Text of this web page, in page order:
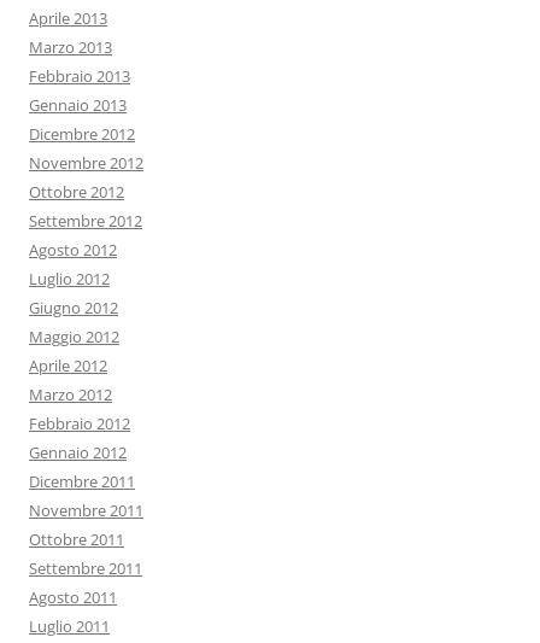
Aprile 2013
Marzo 2013
Febbraio 2013
Gennaio 2013
Dicembre 2012
Novembre 2012
Ottobre 2012
Settembre 2012
Agosto 2012
Luglio 2012
Giugno 2012
Maggio 2012
Aprile 2012
Marzo 2012
Febbraio 2012
Gennaio 2012
Dicembre 2011
Novembre 2011
Ottobre 2011
Settembre 2011
Agosto 2011
Luglio 2011